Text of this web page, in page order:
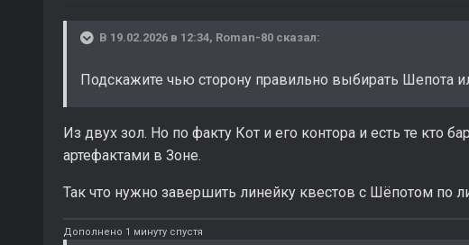
В 19.02.2026 в 12:34, Roman-80 сказал:
Подскажите чью сторону правильно выбирать Шепота
Из двух зол. Но по факту Кот и его контора и есть те кто
артефактами в Зоне.
Так что нужно завершить линейку квестов с Шёпотом по
Дополнено 1 минуту спустя